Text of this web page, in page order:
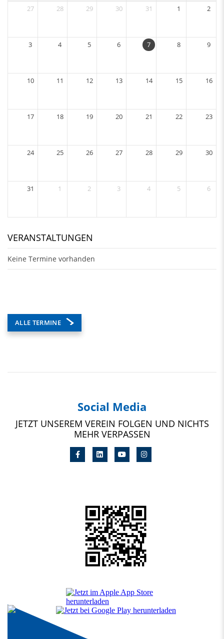
27
28 29 30 31 1 2
3 4 5 6 7 8 9
10 11 12 13 14 15 16
17 18 19 20 21 22 23
24 25 26 27 28 29 30
31 1 2 3 4 5 6
VERANSTALTUNGEN
Keine Termine vorhanden
ALLE TERMINE
Social Media
JETZT UNSEREM VEREIN FOLGEN UND NICHTS
MEHR VERPASSEN